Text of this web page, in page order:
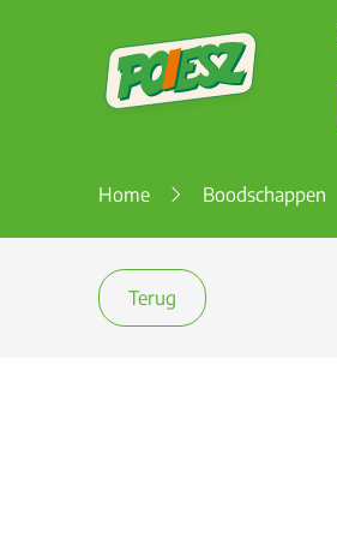
Home Boodschappen
Terug